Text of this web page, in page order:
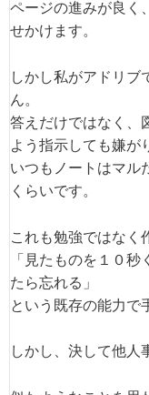
ページの進みが良く
せかけます。
しかし私がアドリブ
ん。
答えだけではなく、
よう指示しても嫌が
いつもノートはマル
くらいです。
これも勉強ではなく
「見たものを１０秒
たら忘れる」
という既存の能力で
しかし、決して他人